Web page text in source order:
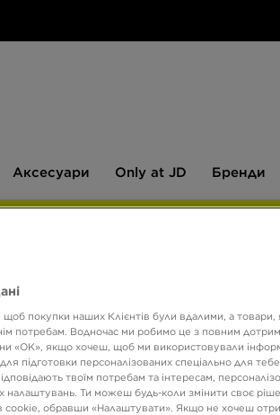
Аксесуари
JD
Only at JD Бренди
540 ГРН НА ПЕРШУ ПОКУПКУ
покупки наших Клієнтів були вдалими, а товари,
потребам. Водночас ми робимо це з повним
«OK», якщо хочеш, щоб ми використовували
підготовки персоналізованих спеціально для
твоїм потребам та інтересам,
налаштувань. Ти можеш будь-коли змінити своє
cookie, обравши «Налаштувати». Якщо не хочеш